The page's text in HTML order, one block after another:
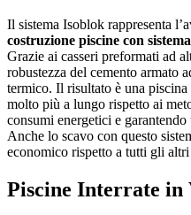
Il sistema Isoblok rappresenta
costruzione piscine con
Grazie ai casseri preformati ad
robustezza del cemento armato
termico. Il risultato è una
molto più a lungo rispetto ai
consumi energetici e
Anche lo scavo con questo
economico rispetto a tutti gli
Piscine Interrate in